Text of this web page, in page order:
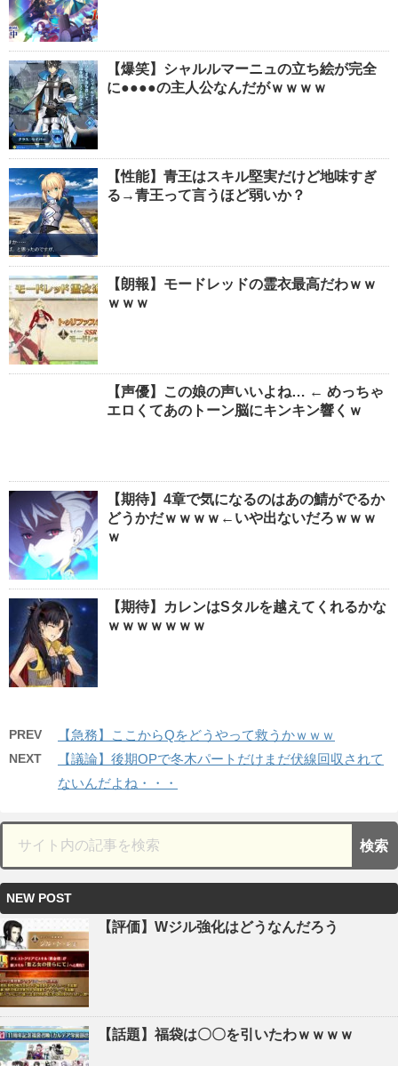
【爆笑】シャルルマーニュの立ち絵が完全
に●●●●の主人公なんだがｗｗｗｗ
【性能】青王はスキル堅実だけど地味すぎ
る→青王って言うほど弱いか？
【朗報】モードレッドの霊衣最高だわｗｗ
ｗｗｗ
【声優】この娘の声いいよね… ← めっちゃ
エロくてあのトーン脳にキンキン響くｗ
【期待】4章で気になるのはあの鯖がでるか
どうかだｗｗｗｗ←いや出ないだろｗｗｗ
ｗ
【期待】カレンはSタルを越えてくれるかな
ｗｗｗｗｗｗｗ
PREV 【急務】ここからQをどうやって救うかｗｗｗ
NEXT
【議論】後期OPで冬木パートだけまだ伏線回収されて
ないんだよね・・・
NEW POST
【評価】Wジル強化はどうなんだろう
【話題】福袋は〇〇を引いたわｗｗｗｗ